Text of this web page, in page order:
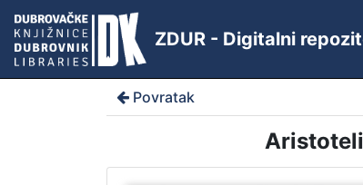
ZDUR - Digitalni
Povratak